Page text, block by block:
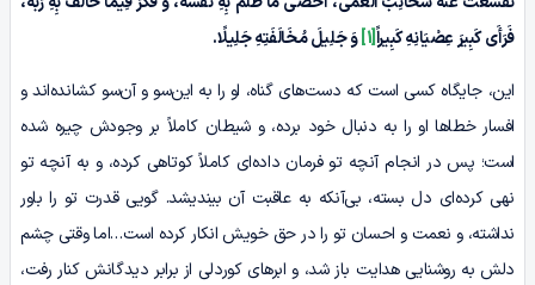
فَرَأَى کَبِیرَ عِصْیَانِهِ کَبِیراً[1] وَ جَلِیلَ مُخَالَفَتِهِ جَلِیلًا.
این، جایگاه کسی ا‌ست که دست‌های گناه، او را به این‌سو و آن‌سو کشانده‌اند و
افسار خطاها او را به دنبال خود برده، و شیطان کاملاً بر وجودش چیره شده
است؛ پس در انجام آنچه تو فرمان داده‌ای کاملاً کوتاهی کرده، و به آنچه تو
نهی کرده‌ای دل بسته، بی‌آنکه به عاقبت آن بیندیشد. گویی قدرت تو را باور
نداشته، و نعمت و احسان تو را در حق خویش انکار کرده است…اما وقتی چشم
دلش به روشنایی هدایت باز شد، و ابرهای کوردلی از برابر دیدگانش کنار رفت،